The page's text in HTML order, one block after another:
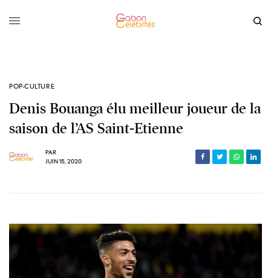
POP-CULTURE
Denis Bouanga élu meilleur joueur de la
saison de l’AS Saint-Etienne
PAR
JUIN 15, 2020